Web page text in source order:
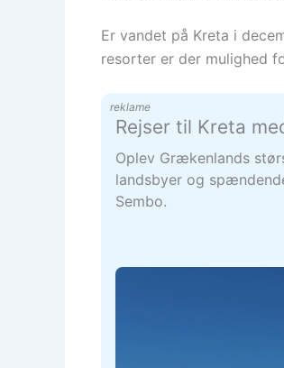
Er vandet på Kreta i
resorter er der mulighed
reklame
Rejser til Kreta
Oplev Grækenlands
landsbyer og
Sembo.